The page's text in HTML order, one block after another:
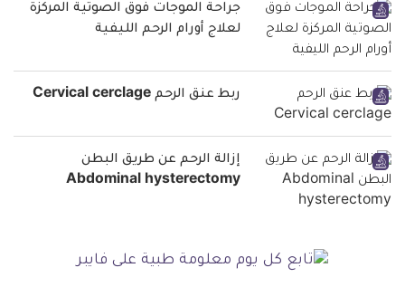
جراحة الموجات فوق الصوتية المركزة
لعلاج أورام الرحم الليفية
ربط عنق الرحم Cervical cerclage
إزالة الرحم عن طريق البطن
Abdominal hysterectomy